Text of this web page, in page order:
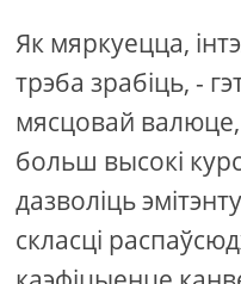
Як мяркуецца,
трэба зрабіць, -
мясцовай валюце,
больш высокі
дазволіць
скласці